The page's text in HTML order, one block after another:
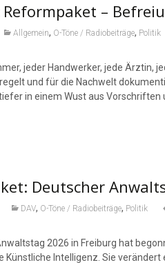
–
Allgemein, O-Töne / Radiobeiträge, Politik
jeder Handwerker, jede Ärztin,
und für die Nachwelt
in einem Wust aus Vorschriften
Deutscher
DAV, O-Töne / Radiobeiträge, Politik
2026 in Freiburg hat
Künstliche Intelligenz. Sie